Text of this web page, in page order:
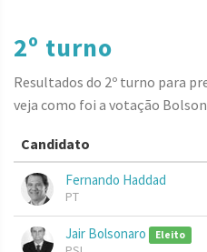
2º turno
Resultados do 2º turno para
veja como foi a votação
Candidato
Fernando Haddad
PT
Jair Bolsonaro Eleito